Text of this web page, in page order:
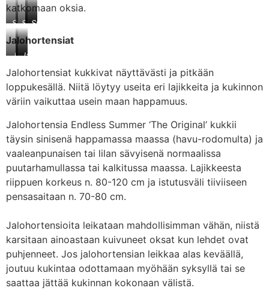
katkomaan oksia.
Syyshortensia
‘Limelight’
Syyshortensia
‘Pinky
Winky’
Syyshortensia
Dollar’
Syyshortensia
Fraise’
Jalohortensiat
Jalohortensia
Summer
The
Original’
Jalohortensia
Summer
The
Original’
Jalohortensia
Summer
The
Original’
Jalohortensiat kukkivat näyttävästi ja pitkään
loppukesällä. Niitä löytyy useita eri lajikkeita ja kukinnon
väriin vaikuttaa usein maan happamuus.
Jalohortensia Endless Summer ‘The Original’ kukkii
täysin sinisenä happamassa maassa (havu-rodomulta) ja
vaaleanpunaisen tai lilan sävyisenä normaalissa
puutarhamullassa tai kalkitussa maassa. Lajikkeesta
riippuen korkeus n. 80-120 cm ja istutusväli tiiviiseen
pensasaitaan n. 70-80 cm.
Jalohortensioita leikataan mahdollisimman vähän, niistä
karsitaan ainoastaan kuivuneet oksat kun lehdet ovat
puhjenneet. Jos jalohortensian leikkaa alas keväällä,
joutuu kukintaa odottamaan myöhään syksyllä tai se
saattaa jättää kukinnan kokonaan välistä.